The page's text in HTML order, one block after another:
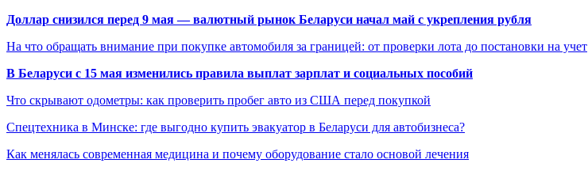
Доллар снизился перед 9 мая — валютный рынок Беларуси начал май с укрепления рубля
На что обращать внимание при покупке автомобиля за границей: от проверки лота до постановки на учет
В Беларуси с 15 мая изменились правила выплат зарплат и социальных пособий
Что скрывают одометры: как проверить пробег авто из США перед покупкой
Спецтехника в Минске: где выгодно купить эвакуатор в Беларуси для автобизнеса?
Как менялась современная медицина и почему оборудование стало основой лечения